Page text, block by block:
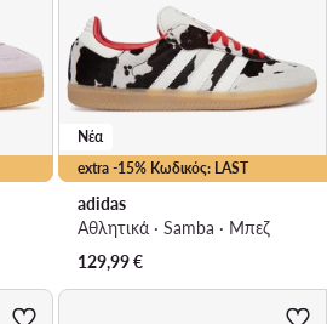
extra -15% Κωδικός: LAST
Νέα
adidas
Αθλητικά · Samba · Μπεζ
129,99€